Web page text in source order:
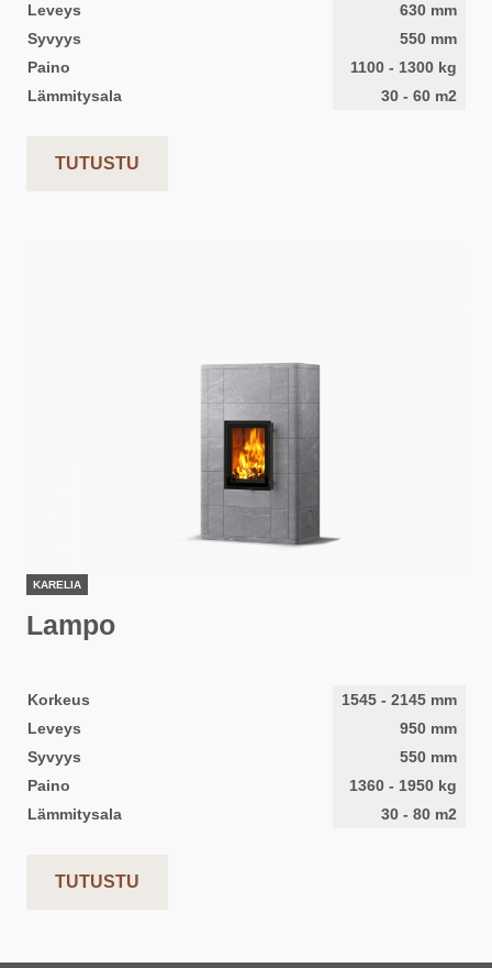
Leveys
630 mm
Syvyys
550 mm
Paino
1100 - 1300 kg
Lämmitysala
30 - 60 m2
TUTUSTU
KARELIA
Lampo
Korkeus 1545 - 2145 mm
Leveys
950 mm
Syvyys
550 mm
Paino
1360 - 1950 kg
Lämmitysala
30 - 80 m2
TUTUSTU